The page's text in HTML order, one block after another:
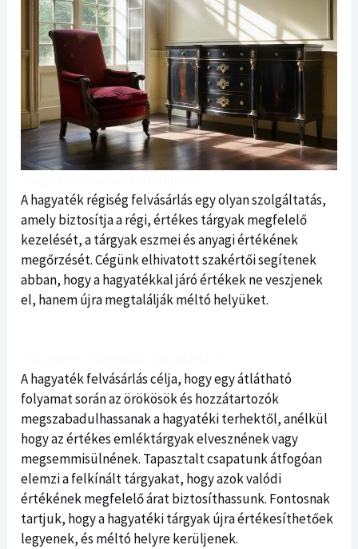
A hagyaték régiség felvásárlás egy olyan szolgáltatás,
amely biztosítja a régi, értékes tárgyak megfelelő
kezelését, a tárgyak eszmei és anyagi értékének
megőrzését. Cégünk elhivatott szakértői segítenek
abban, hogy a hagyatékkal járó értékek ne veszjenek
el, hanem újra megtalálják méltó helyüket.
A hagyaték felvásárlás célja, hogy egy átlátható
folyamat során az örökösök és hozzátartozók
megszabadulhassanak a hagyatéki terhektől, anélkül
hogy az értékes emléktárgyak elvesznének vagy
megsemmisülnének. Tapasztalt csapatunk átfogóan
elemzi a felkínált tárgyakat, hogy azok valódi
értékének megfelelő árat biztosíthassunk. Fontosnak
tartjuk, hogy a hagyatéki tárgyak újra értékesíthetőek
legyenek, és méltó helyre kerüljenek.